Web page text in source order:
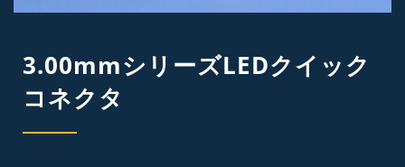
3.00mmシリーズLEDクイック
コネクタ